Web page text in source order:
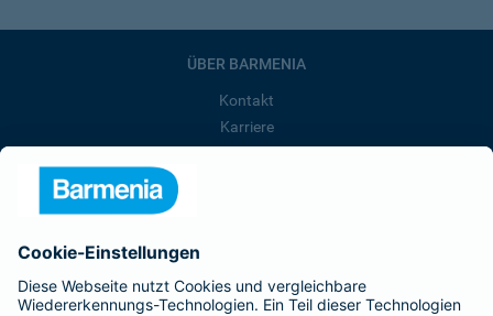
ÜBER BARMENIA
Kontakt
Karriere
Barmenia ist Teil der BarmeniaGothaer
BELIEBTE SEITEN